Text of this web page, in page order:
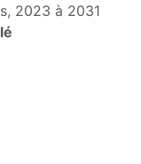
2023 à 2031